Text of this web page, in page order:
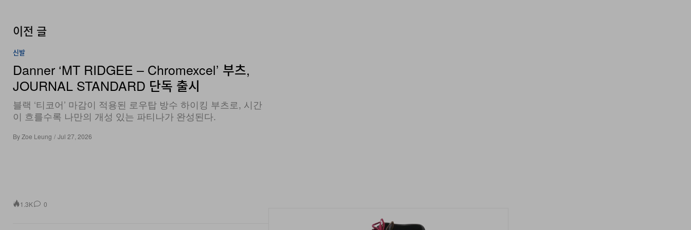
신발
Danner ‘MT RIDGEE – Chromexcel’ 부츠,
JOURNAL STANDARD 단독 출시
블랙 ‘티코어’ 마감이 적용된 로우탑 방수 하이킹 부츠로, 시간
이 흐를수록 나만의 개성 있는 파티나가 완성된다.
By Zoe Leung / Jul 27, 2026